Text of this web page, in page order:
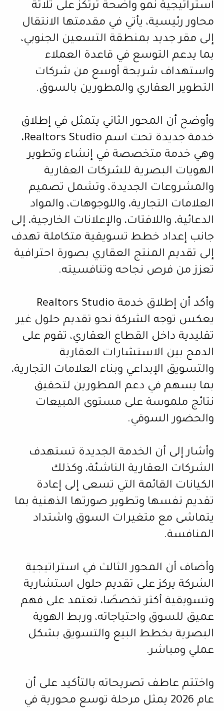
استراتيجية نمو واضحة ترتكز على ثلاثة
محاور رئيسية، يأتي في مقدمتها الانتقال
إلى مقر جديد بمنطقة التسعين الجنوبي،
بما يدعم التوسع في قاعدة العملاء
واستهداف شريحة أوسع من شركات
التطوير العقاري والمطورين بالسوق.
وأوضح أن المحور الثاني يتمثل في إطلاق
خدمة جديدة تحت اسم Realtors Studio،
وهي خدمة متخصصة في إنشاء وتطوير
الهويات البصرية للشركات العقارية
والمشروعات الجديدة، وتشمل تصميم
العلامات التجارية، واللوجوهات، والمواد
الدعائية، واللافتات، والإعلانات الخارجية، إلى
جانب إعداد خطط تسويقية متكاملة تهدف
إلى تقديم المنتج العقاري بصورة احترافية
تعزز من فرص نجاحه وتنافسيته.
وأكد أن إطلاق خدمة Realtors Studio
يعكس توجه الشركة نحو تقديم حلول غير
تقليدية داخل القطاع العقاري، تقوم على
الدمج بين الاستشارات العقارية
والتسويق الإبداعي وبناء العلامات التجارية،
بما يسهم في دعم المطورين لتحقيق
نتائج ملموسة على مستوى المبيعات
والحضور السوقي.
وأشار إلى أن الخدمة الجديدة تستهدف
الشركات العقارية الناشئة، وكذلك
الكيانات القائمة التي تسعى إلى إعادة
تقديم نفسها وتطوير صورتها الذهنية بما
يتماشى مع متغيرات السوق واشتداد
المنافسة.
وأضاف أن المحور الثالث في استراتيجية
الشركة يركز على تقديم حلول استشارية
وتسويقية أكثر تخصصًا، تعتمد على فهم
عميق للسوق واحتياجاته، وربط الهوية
البصرية بخطط البيع والتسويق بشكل
عملي ومباشر.
واختتم عاطف تصريحاته بالتأكيد على أن
عام 2026 يمثل مرحلة توسع محورية في